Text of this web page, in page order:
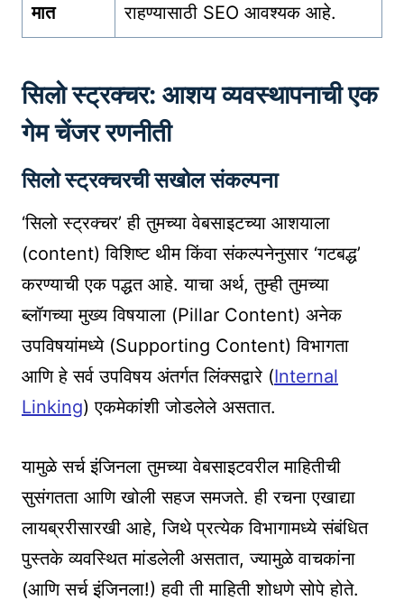
मात
राहण्यासाठी SEO आवश्यक आहे.
सिलो स्ट्रक्चर: आशय व्यवस्थापनाची एक
गेम चेंजर रणनीती
सिलो स्ट्रक्चरची सखोल संकल्पना
‘सिलो स्ट्रक्चर’ ही तुमच्या वेबसाइटच्या आशयाला
(content) विशिष्ट थीम किंवा संकल्पनेनुसार ‘गटबद्ध’
करण्याची एक पद्धत आहे. याचा अर्थ, तुम्ही तुमच्या
ब्लॉगच्या मुख्य विषयाला (Pillar Content) अनेक
उपविषयांमध्ये (Supporting Content) विभागता
आणि हे सर्व उपविषय अंतर्गत लिंक्सद्वारे (Internal
Linking) एकमेकांशी जोडलेले असतात.
यामुळे सर्च इंजिनला तुमच्या वेबसाइटवरील माहितीची
सुसंगतता आणि खोली सहज समजते. ही रचना एखाद्या
लायब्ररीसारखी आहे, जिथे प्रत्येक विभागामध्ये संबंधित
पुस्तके व्यवस्थित मांडलेली असतात, ज्यामुळे वाचकांना
(आणि सर्च इंजिनला!) हवी ती माहिती शोधणे सोपे होते.